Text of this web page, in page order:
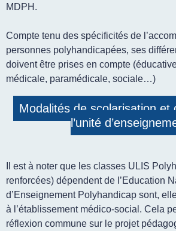
MDPH.
Compte tenu des spécificités de
personnes polyhandicapées, ses
doivent être prises en compte
médicale, paramédicale, sociale…)
Modalités de scolarisation et
l’unité
Il est à noter que les classes ULIS
renforcées) dépendent de l’Education
d’Enseignement Polyhandicap sont,
à l’établissement médico-social. Cela
réflexion commune sur le projet